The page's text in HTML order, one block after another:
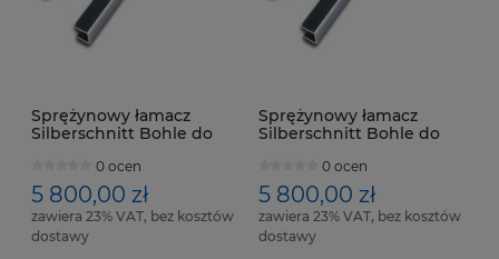
Sprężynowy łamacz
Silberschnitt Bohle do
0 ocen
5 800,00 zł
zawiera 23% VAT, bez kosztów
dostawy
Sprężynowy łamacz
Silberschnitt Bohle do
0 ocen
5 800,00 zł
zawiera 23% VAT, bez kosztów
dostawy